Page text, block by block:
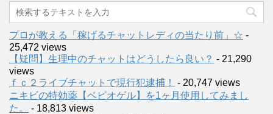
プロが教える「稼げるチャットレディの当たり前」☆ -
25,472 views
【疑問】生理中のチャットはどうしたら良い？ - 21,290
views
ｆｃ２ライブチャットで現行犯逮捕！
- 20,747 views
ニキビの特効薬【ベピオゲル】を1ヶ月使用してみまし
た。
- 18,813 views